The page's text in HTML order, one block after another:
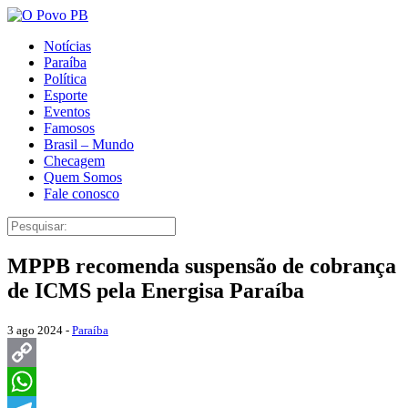
Notícias
Paraíba
Política
Esporte
Eventos
Famosos
Brasil – Mundo
Checagem
Quem Somos
Fale conosco
MPPB recomenda suspensão de cobrança
de ICMS pela Energisa Paraíba
3 ago 2024 - Paraíba
Copy